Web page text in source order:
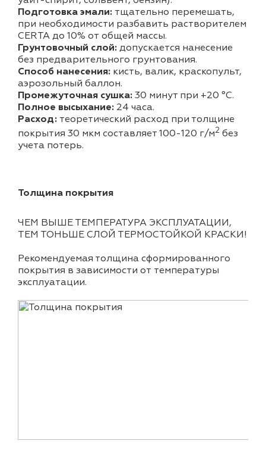
Подготовка эмали: тщательно перемешать,
при необходимости разбавить растворителем
CERTA до 10% от общей массы.
Грунтовочный слой: допускается нанесение
без предварительного грунтования.
Способ нанесения: кисть, валик, краскопульт,
аэрозольный баллон.
Промежуточная сушка: 30 минут при +20 °С.
Полное высыхание: 24 часа.
Расход: теоретический расход при толщине
покрытия 30 мкм составляет 100-120 г/м2 без
учета потерь.
Толщина покрытия
ЧЕМ ВЫШЕ ТЕМПЕРАТУРА ЭКСПЛУАТАЦИИ,
ТЕМ ТОНЬШЕ СЛОЙ ТЕРМОСТОЙКОЙ КРАСКИ!
Рекомендуемая толщина сформированного
покрытия в зависимости от температуры
эксплуатации.